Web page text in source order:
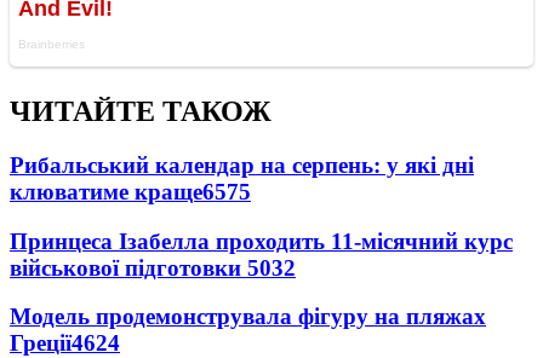
ЧИТАЙТЕ ТАКОЖ
Рибальський календар на серпень: у які дні
клюватиме краще6575
Принцеса Ізабелла проходить 11-місячний курс
військової підготовки 5032
Модель продемонструвала фігуру на пляжах
Греції4624